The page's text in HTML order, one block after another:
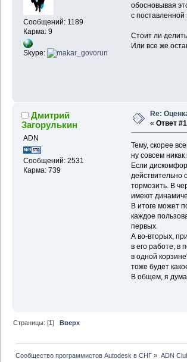
Сообщений: 1189
Карма: 9
Skype:
обосновывая
с
Стоит ли
Или все же
Дмитрий
Загорулькин
ADN
Сообщений: 2531
Карма: 739
Re:
« Ответ
Тему, скорее
ну совсем
Если
действительно
тормозить. В
имеют
В итоге может
каждое
первых.
А во-вторых,
в его работе, в
в одной
тоже будет
В общем, я
Страницы: [1]Вверх
Сообщество программистов Autodesk в СНГ » ADN